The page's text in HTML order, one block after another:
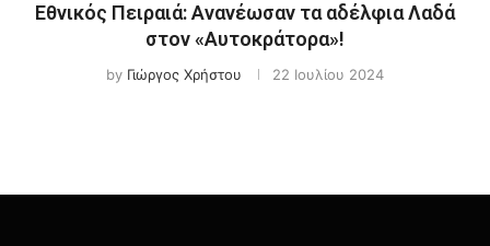
Εθνικός Πειραιά: Ανανέωσαν τα αδέλφια Λαδά
στον «Αυτοκράτορα»!
by Γιώργος Χρήστου 22 Ιουλίου 2024